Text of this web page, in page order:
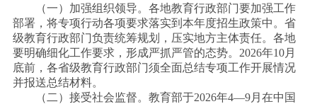
（一）加强组织领导。各地教育行政部门要加强工作
部署，将专项行动各项要求落实到本年度招生政策中。省
级教育行政部门负责统筹规划，压实地方主体责任。各地
要明确细化工作要求，形成严抓严管的态势。 2026年10月
底前，各省级教育行政部门须全面总结专项工作开展情况
并报送总结材料。
（二）接受社会监督。教育部于2026年4—9月在中国